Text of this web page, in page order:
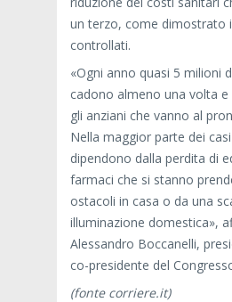
un terzo, come dimostrato
controllati.
«Ogni anno quasi 5 milioni
cadono almeno una volta
gli anziani che vanno al
Nella maggior parte dei
dipendono dalla perdita di
farmaci che si stanno
ostacoli in casa o da una
illuminazione domestica»,
Alessandro Boccanelli,
co-presidente del
(fonte corriere.it)